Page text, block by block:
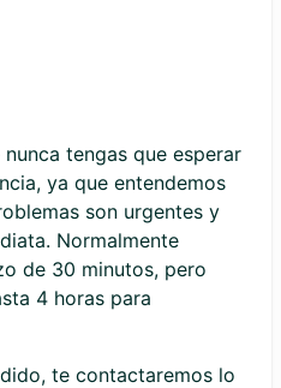
tengas que esperar
ya que entendemos
son urgentes y
Normalmente
de 30 minutos, pero
4 horas para
te contactaremos lo